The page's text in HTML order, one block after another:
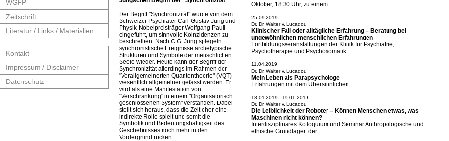
WGFP
Zeitschrift
Literatur / Links / Materialien
Kontakt
Impressum / Disclaimer
Datenschutz
Der Begriff "Synchronizität" wurde von dem
Schweizer Psychiater Carl-Gustav Jung und
Physik-Nobelpreisträger Wolfgang Pauli
eingeführt, um sinnvolle Koinzidenzen zu
beschreiben. Nach C.G. Jung spiegeln
synchronistische Ereignisse archetypische
Strukturen und Symbole der menschlichen
Seele wieder. Heute kann der Begriff der
Synchronizität allerdings im Rahmen der
"Verallgemeinerten Quantentheorie" (VQT)
wesentlich allgemeiner gefasst werden. Er
wird als eine Manifestation von
"Verschränkung" in einem "Organisatorisch
geschlossenen System" verstanden. Dabei
stellt sich heraus, dass die Zeit eher eine
indirekte Rolle spielt und somit die
Symbolik und Bedeutungshaftigkeit des
Geschehnisses noch mehr in den
Vordergrund rücken.
Oktober, 18.30 Uhr, zu einem ...
25.09.2019
Dr. Dr. Walter v. Lucadou
Klinischer Fall oder alltägliche Erfahrung – Beratung bei
ungewöhnlichen menschlichen Erfahrungen
Fortbildungsveranstaltungen der Klinik für Psychiatrie,
Psychotherapie und Psychosomatik
11.04.2019
Dr. Dr. Walter v. Lucadou
Mein Leben als Parapsychologe
Erfahrungen mit dem Übersinnlichen
18.01.2019 - 19.01.2019
Dr. Dr. Walter v. Lucadou
Die Leiblichkeit der Roboter – Können Menschen etwas, was
Maschinen nicht können?
Interdisziplinäres Kolloquium und Seminar Anthropologische und
ethische Grundlagen der...